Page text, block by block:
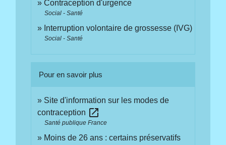
Contraception d'urgence
Social - Santé
Interruption volontaire de grossesse (IVG)
Social - Santé
Pour en savoir plus
Site d'information sur les modes de
contraception open_in_new
Santé publique France
Moins de 26 ans : certains préservatifs